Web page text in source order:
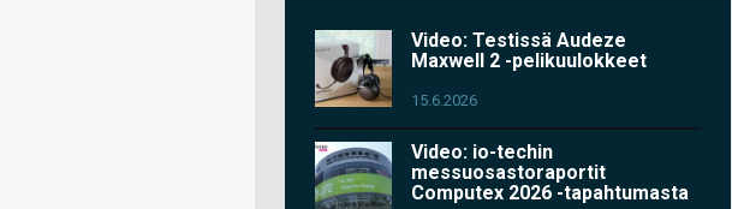
Video: Testissä Audeze
Maxwell 2 -pelikuulokkeet
15.6.2026
Video: io-techin
messuosastoraportit
Computex 2026 -tapahtumasta